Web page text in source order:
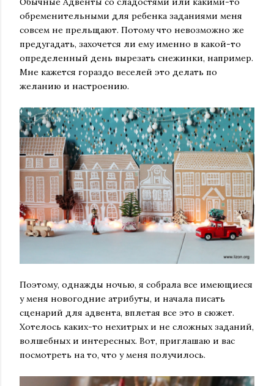
обременительными для ребенка заданиями меня
совсем не прельщают. Потому что невозможно же
предугадать, захочется ли ему именно в какой-то
определенный день вырезать снежинки, например.
Мне кажется гораздо веселей это делать по
желанию и настроению.
Поэтому, однажды ночью, я собрала все имеющиеся
у меня новогодние атрибуты, и начала писать
сценарий для адвента, вплетая все это в сюжет.
Хотелось каких-то нехитрых и не сложных заданий,
волшебных и интересных. Вот, приглашаю и вас
посмотреть на то, что у меня получилось.